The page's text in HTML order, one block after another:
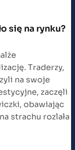
się na rynku?
Traderzy,
na swoje
zaczęli
obawiając
strachu rozlała